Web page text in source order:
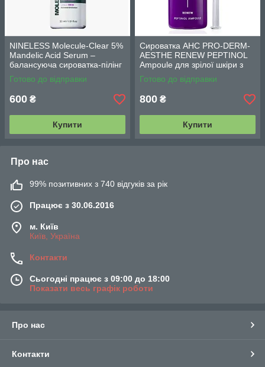
NINELESS Molecule-Clear 5%
Mandelic Acid Serum –
балансуюча сироватка-пілінг
з мигдалевою кислотою 5%
(30мл)
Готово до відправки
600 ₴
Купити
Сироватка AHC PRO-DERM-
AESTHE RENEW PEPTINOL
Ampoule для зрілої шкіри з
ретинолом (10,1 ppm) 30 мл
Готово до відправки
800 ₴
Купити
Про нас
99% позитивних з 740 відгуків за рік
Працює з 30.06.2016
м. Київ
Київ, Україна
Контакти
Сьогодні працює з 09:00 до 18:00
Показати весь графік роботи
Про нас
Контакти